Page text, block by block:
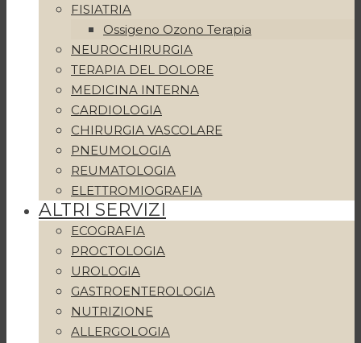
FISIATRIA
Ossigeno Ozono Terapia
NEUROCHIRURGIA
TERAPIA DEL DOLORE
MEDICINA INTERNA
CARDIOLOGIA
CHIRURGIA VASCOLARE
PNEUMOLOGIA
REUMATOLOGIA
ELETTROMIOGRAFIA
ALTRI SERVIZI
ECOGRAFIA
PROCTOLOGIA
UROLOGIA
GASTROENTEROLOGIA
NUTRIZIONE
ALLERGOLOGIA